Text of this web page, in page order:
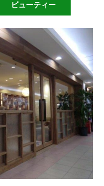
ビューティー